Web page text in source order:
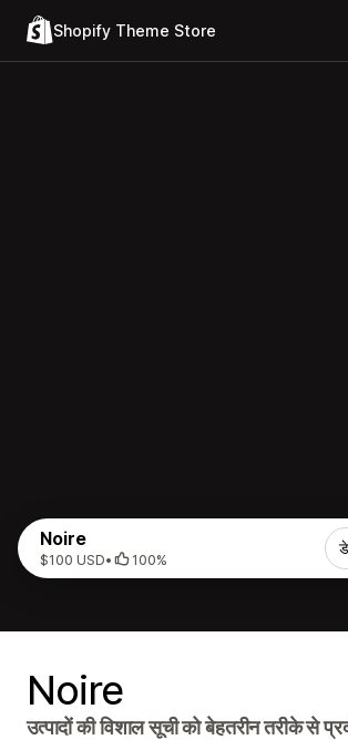
Shopify Theme Store
Noire
$100 USD• 100%
Noire
उत्पादों की विशाल सूची को बेहतरीन तरीके से